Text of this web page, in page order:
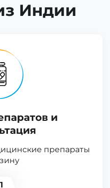
Индии
и
препараты